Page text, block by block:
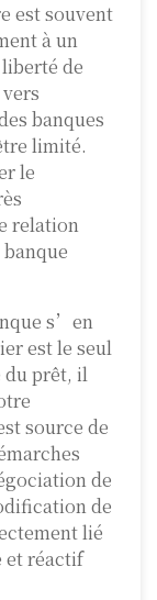
est souvent
à un
de
banques
limité.
le
relation
s’en
est le seul
prêt, il
source de
de
de
lié
et réactif